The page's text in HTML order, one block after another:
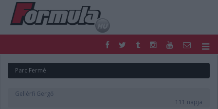
FORMULA
MOTOR
NEMZETKÖZI
Parc Fermé
Gellérfi Gergő
111 napja